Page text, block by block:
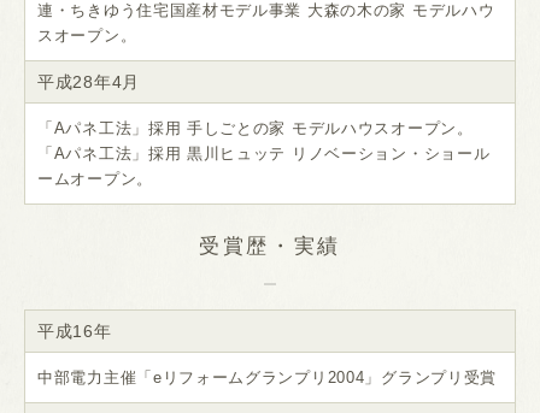
連・ちきゆう住宅国産材モデル事業 大森の木の家 モデルハウ
スオープン。
平成28年4月
「Aパネ工法」採用 手しごとの家 モデルハウスオープン。
「Aパネ工法」採用 黒川ヒュッテ リノベーション・ショール
ームオープン。
受賞歴・実績
平成16年
中部電力主催「eリフォームグランプリ2004」グランプリ受賞